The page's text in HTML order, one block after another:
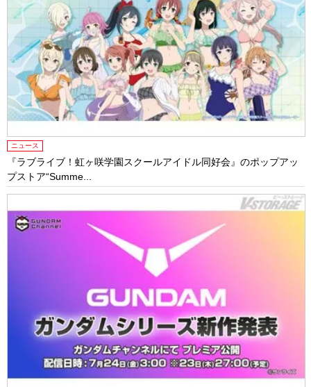
ニュース
『ラブライブ！虹ヶ咲学園スクールアイドル同好会』のポップアッ
プストア“Summe...